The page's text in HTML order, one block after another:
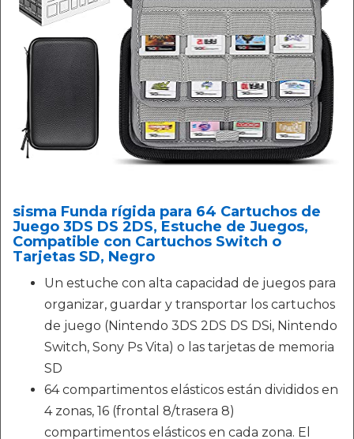
sisma Funda rígida para 64 Cartuchos de
Juego 3DS DS 2DS, Estuche de Juegos,
Compatible con Cartuchos Switch o
Tarjetas SD, Negro
Un estuche con alta capacidad de juegos para
organizar, guardar y transportar los cartuchos
de juego (Nintendo 3DS 2DS DS DSi, Nintendo
Switch, Sony Ps Vita) o las tarjetas de memoria
SD
64 compartimentos elásticos están divididos en
4 zonas, 16 (frontal 8/trasera 8)
compartimentos elásticos en cada zona. El